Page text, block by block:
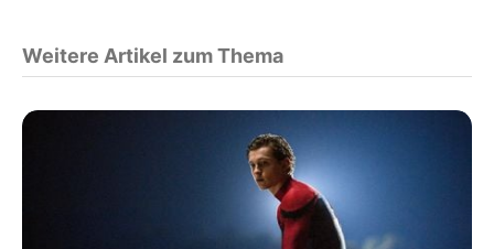
Weitere Artikel zum Thema